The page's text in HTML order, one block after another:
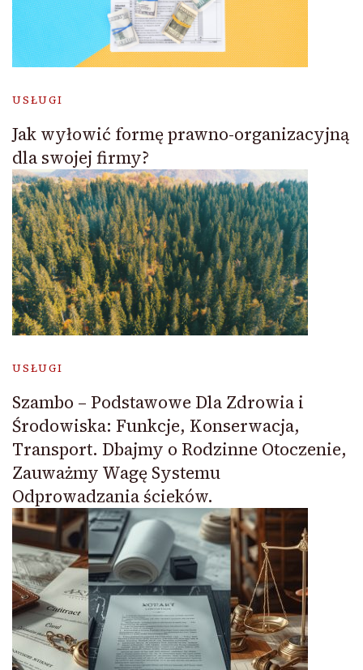
USŁUGI
Jak wyłowić formę prawno-organizacyjną
dla swojej firmy?
USŁUGI
Szambo – Podstawowe Dla Zdrowia i
Środowiska: Funkcje, Konserwacja,
Transport. Dbajmy o Rodzinne Otoczenie,
Zauważmy Wagę Systemu
Odprowadzania ścieków.